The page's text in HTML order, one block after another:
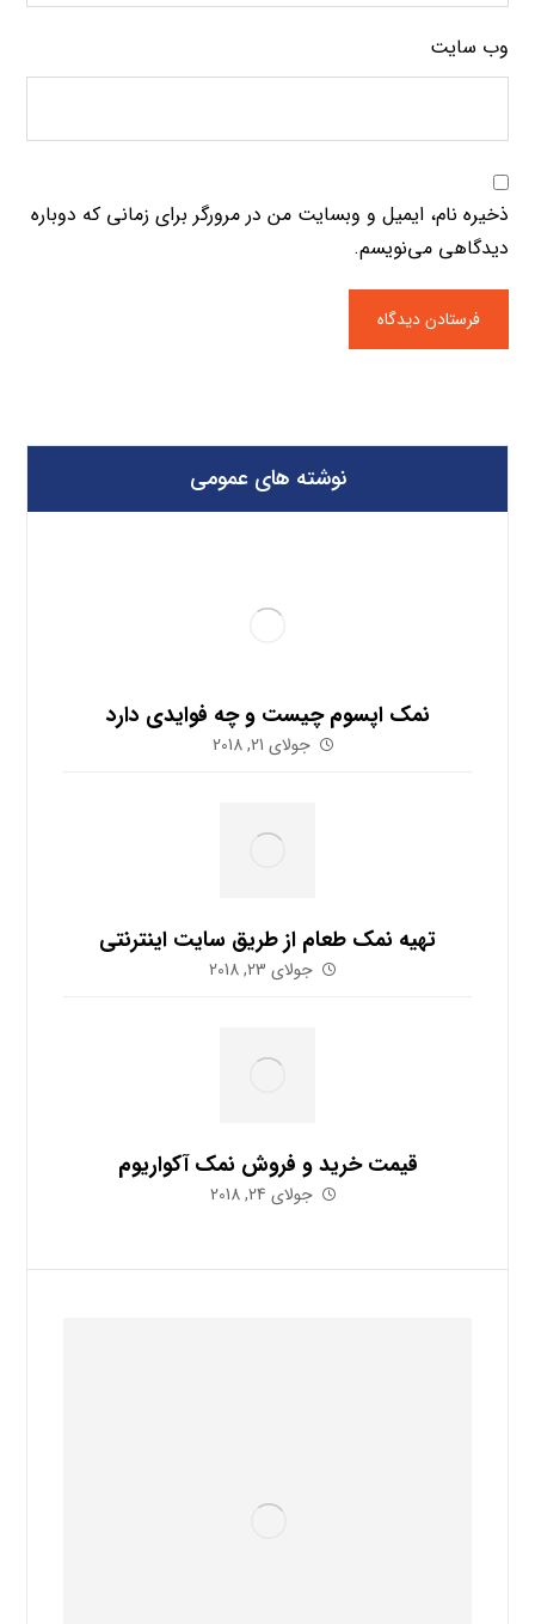
وب‌ سایت
ذخیره نام، ایمیل و وبسایت من در مرورگر برای زمانی که دوباره
دیدگاهی می‌نویسم.
نوشته های عمومی
نمک اپسوم چیست و چه فوایدی دارد
جولای 21, 2018
تهیه نمک طعام از طریق سایت اینترنتی
جولای 23, 2018
قیمت خرید و فروش نمک آکواریوم
جولای 24, 2018